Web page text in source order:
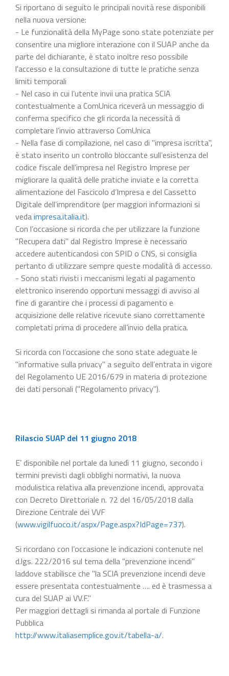
Si riportano di seguito le principali novità rese disponibili
nella nuova versione:
- Le funzionalità della MyPage sono state potenziate per
consentire una migliore interazione con il SUAP anche da
parte del dichiarante, è stato inoltre reso possibile
l'accesso e la consultazione di tutte le pratiche senza
limiti temporali
- Nel caso in cui l’utente invii una pratica SCIA
contestualmente a ComUnica riceverà un messaggio di
conferma specifico che gli ricorda la necessità di
completare l’invio attraverso ComUnica
- Nella fase di compilazione, nel caso di "impresa iscritta",
è stato inserito un controllo bloccante sull’esistenza del
codice fiscale dell’impresa nel Registro Imprese per
migliorare la qualità delle pratiche inviate e la corretta
alimentazione del Fascicolo d’Impresa e del Cassetto
Digitale dell’imprenditore (per maggiori informazioni si
vedaimpresa.italia.it).
Con l’occasione si ricorda che per utilizzare la funzione
"Recupera dati" dal Registro Imprese è necessario
accedere autenticandosi con SPID o CNS, si consiglia
pertanto di utilizzare sempre queste modalità di accesso.
- Sono stati rivisti i meccanismi legati al pagamento
elettronico inserendo opportuni messaggi di avviso al
fine di garantire che i processi di pagamento e
acquisizione delle relative ricevute siano correttamente
completati prima di procedere all’invio della pratica.
Si ricorda con l’occasione che sono state adeguate le
"informative sulla privacy" a seguito dell’entrata in vigore
del Regolamento UE 2016/679 in materia di protezione
dei dati personali ("Regolamento privacy").
Rilascio SUAP del 11 giugno 2018
E’ disponibile nel portale da lunedì 11 giugno, secondo i
termini previsti dagli obblighi normativi, la nuova
modulistica relativa alla prevenzione incendi, approvata
con Decreto Direttoriale n. 72 del 16/05/2018 dalla
Direzione Centrale dei VVF
(www.vigilfuoco.it/aspx/Page.aspx?IdPage=737).
Si ricordano con l’occasione le indicazioni contenute nel
d.lgs. 222/2016 sul tema della "prevenzione incendi"
laddove stabilisce che "la SCIA prevenzione incendi deve
essere presentata contestualmente …. ed è trasmessa a
cura del SUAP ai VV.F."
Per maggiori dettagli si rimanda al portale di Funzione
Pubblica
http://www.italiasemplice.gov.it/tabella-a/.